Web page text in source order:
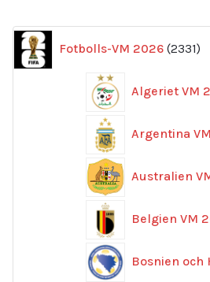
Fotbolls-VM 2026 2331
Algeriet VM
Argentina
Australien
Belgien VM
Bosnien och